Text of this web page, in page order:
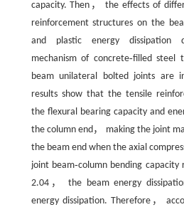
capacity. Then， the effects of
reinforcement structures on the
and plastic energy dissipation
mechanism of concrete‑filled steel
beam unilateral bolted joints are
results show that the tensile
the flexural bearing capacity and
the column end， making the joint
the beam end when the axial
joint beam‑column bending
2.04， the beam energy
energy dissipation. Therefore，